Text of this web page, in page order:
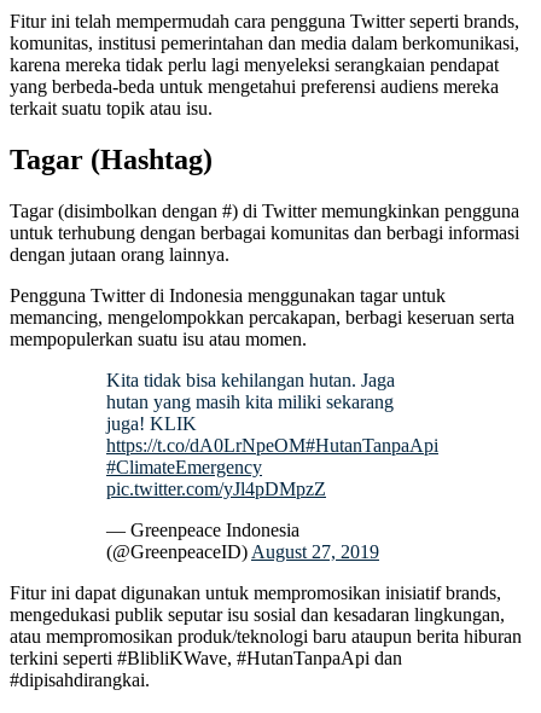
Fitur ini telah mempermudah cara pengguna Twitter seperti brands,
komunitas, institusi pemerintahan dan media dalam berkomunikasi,
karena mereka tidak perlu lagi menyeleksi serangkaian pendapat
yang berbeda-beda untuk mengetahui preferensi audiens mereka
terkait suatu topik atau isu.
Tagar (Hashtag)
Tagar (disimbolkan dengan #) di Twitter memungkinkan pengguna
untuk terhubung dengan berbagai komunitas dan berbagi informasi
dengan jutaan orang lainnya.
Pengguna Twitter di Indonesia menggunakan tagar untuk
memancing, mengelompokkan percakapan, berbagi keseruan serta
mempopulerkan suatu isu atau momen.
Kita tidak bisa kehilangan hutan. Jaga
hutan yang masih kita miliki sekarang
juga! KLIK
https://t.co/dA0LrNpeOM#HutanTanpaApi
#ClimateEmergency
pic.twitter.com/yJl4pDMpzZ
— Greenpeace Indonesia
(@GreenpeaceID) August 27, 2019
Fitur ini dapat digunakan untuk mempromosikan inisiatif brands,
mengedukasi publik seputar isu sosial dan kesadaran lingkungan,
atau mempromosikan produk/teknologi baru ataupun berita hiburan
terkini seperti #BlibliKWave, #HutanTanpaApi dan
#dipisahdirangkai.